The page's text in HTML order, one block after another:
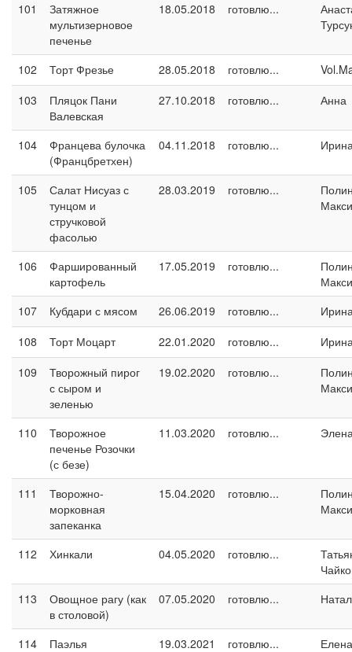
101
Затяжное
мультизерновое
печенье
18.05.2018 готовлю...
102 Торт Фрезье 28.05.2018 готовлю...
103
Пляцок Пани
Валевская
27.10.2018 готовлю... Анна
104
Францева булочка
(Францбретхен)
04.11.2018 готовлю...
105
Салат Нисуаз с
тунцом и
стручковой
фасолью
28.03.2019 готовлю...
106
Фаршированный
картофель
17.05.2019 готовлю...
107
Кубдари с мясом 26.06.2019 готовлю...
108
Торт Моцарт 22.01.2020 готовлю...
109
Творожный пирог
с сыром и
зеленью
19.02.2020 готовлю...
110
Творожное
печенье Розочки
(с безе)
11.03.2020 готовлю...
111
Творожно-
морковная
запеканка
15.04.2020 готовлю...
112 Хинкали 04.05.2020 готовлю...
113
Овощное рагу (как
в столовой)
07.05.2020 готовлю...
114
Паэлья
19.03.2021 готовлю... Елена